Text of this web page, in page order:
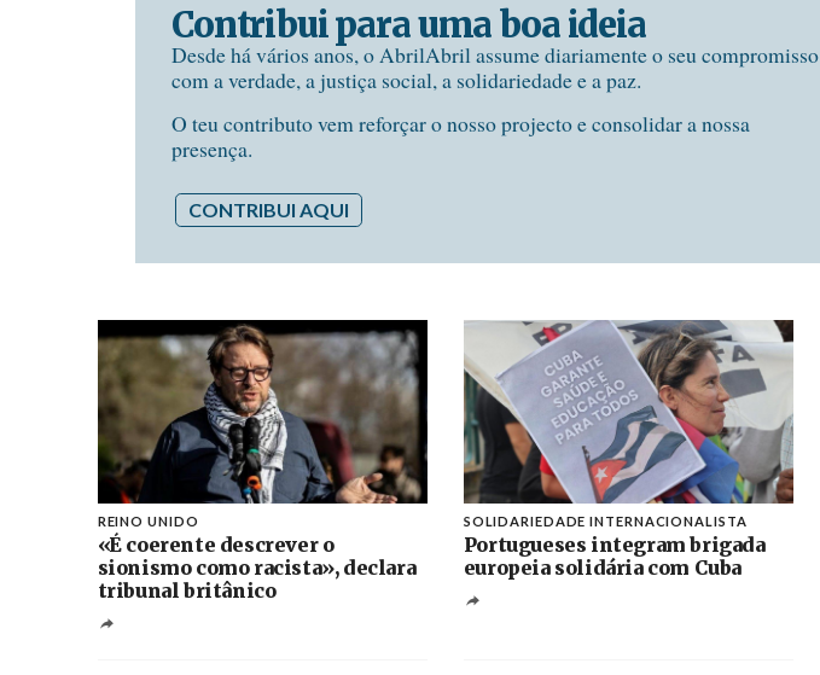
Contribui para uma boa ideia
Desde há vários anos, o AbrilAbril assume diariamente o seu compromisso
com a verdade, a justiça social, a solidariedade e a paz.
O teu contributo vem reforçar o nosso projecto e consolidar a nossa
presença.
CONTRIBUI AQUI
REINO UNIDO
«É coerente descrever o
sionismo como racista», declara
tribunal britânico
SOLIDARIEDADE INTERNACIONALISTA
Portugueses integram brigada
europeia solidária com Cuba